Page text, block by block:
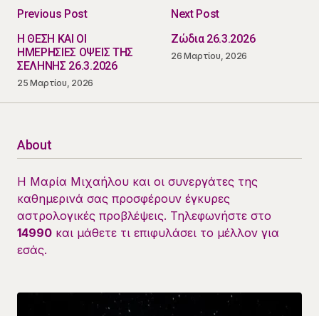
Previous Post
Η ΘΕΣΗ ΚΑΙ ΟΙ
ΗΜΕΡΗΣΙΕΣ ΟΨΕΙΣ ΤΗΣ
ΣΕΛΗΝΗΣ 26.3.2026
25 Μαρτίου, 2026
Next Post
Ζώδια 26.3.2026
26 Μαρτίου, 2026
About
Η Μαρία Μιχαήλου και οι συνεργάτες της
καθημερινά σας προσφέρουν έγκυρες
αστρολογικές προβλέψεις. Τηλεφωνήστε στο
14990 και μάθετε τι επιφυλάσει το μέλλον για
εσάς.